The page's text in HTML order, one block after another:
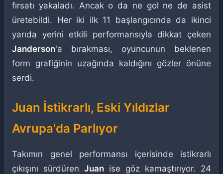
fırsatı yakaladı. Ancak o da ne gol ne de asist
üretebildi. Her iki ilk 11 başlangıcında da ikinci
yarıda yerini etkili performansıyla dikkat çeken
Janderson'a bırakması, oyuncunun beklenen
form grafiğinin uzağında kaldığını gözler önüne
serdi.
Juan İstikrarlı, Eski Yıldızlar
Avrupa'da Parlıyor
Takımın genel performansı içerisinde istikrarlı
çıkışını sürdüren Juan ise göz kamaştırıyor. 24